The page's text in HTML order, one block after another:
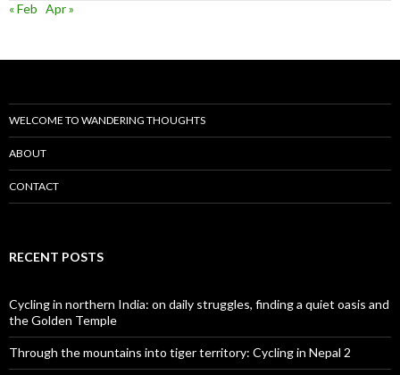
« Feb Apr »
WELCOME TO WANDERING THOUGHTS
ABOUT
CONTACT
RECENT POSTS
Cycling in northern India: on daily struggles, finding a quiet oasis and
the Golden Temple
Through the mountains into tiger territory: Cycling in Nepal 2